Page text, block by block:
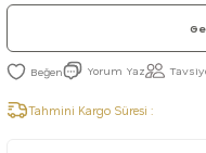
Yorum Yaz
Tahmini Kargo Süresi :